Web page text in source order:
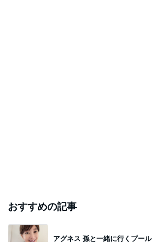
おすすめの記事
アグネス 孫と一緒に行くプール